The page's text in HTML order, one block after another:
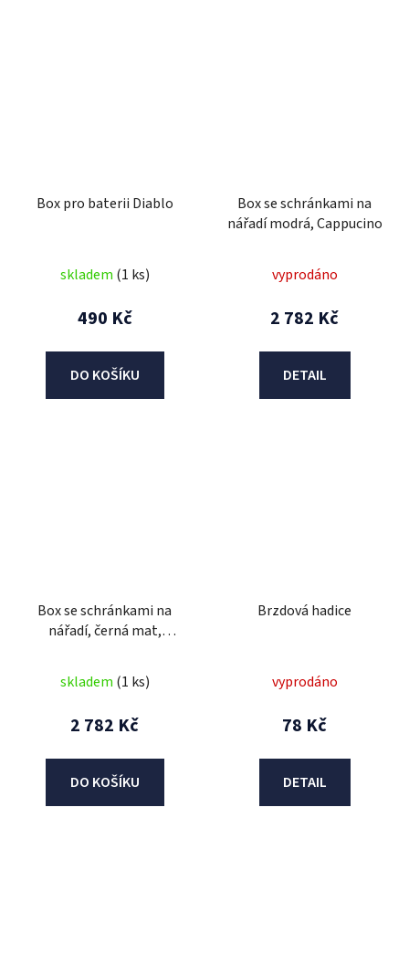
Box pro baterii Diablo
skladem (1 ks)
490 Kč
DO KOŠÍKU
Box se schránkami na
nářadí modrá, Cappucino
vyprodáno
2 782 Kč
DETAIL
Box se schránkami na
nářadí, černá mat,
skladem (1 ks)
2 782 Kč
DO KOŠÍKU
Brzdová hadice
vyprodáno
78 Kč
DETAIL